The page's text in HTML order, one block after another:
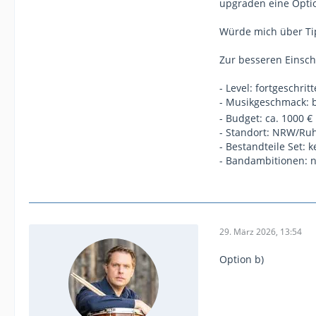
upgraden eine
Würde mich über
Zur besseren
- Level:
- Musikgeschmack:
- Budget: ca. 1000 €
- Standort: NRW/
- Bestandteile Set:
- Bandambitionen:
29. März 2026, 13:54
Option b)